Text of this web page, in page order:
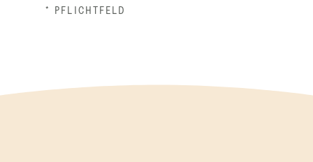
* PFLICHTFELD